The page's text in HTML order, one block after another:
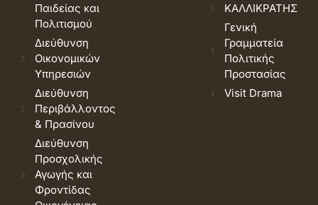
Παιδείας και
Πολιτισμού
Διεύθυνση
Οικονομικών
Υπηρεσιών
Διεύθυνση
Περιβάλλοντος
& Πρασίνου
Διεύθυνση
Προσχολικής
Αγωγής και
Φροντίδας
ΚΑΛΛΙΚΡΑΤΗΣ
Γενική
Γραμματεία
Πολιτικής
Προστασίας
Visit Drama